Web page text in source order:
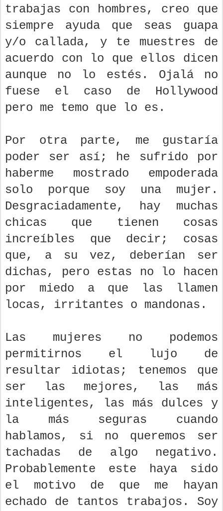
trabajas con hombres, creo que
siempre ayuda que seas guapa
y/o callada, y te muestres de
acuerdo con lo que ellos dicen
aunque no lo estés. Ojalá no
fuese el caso de Hollywood
pero me temo que lo es.
Por otra parte, me gustaría
poder ser así; he sufrido por
haberme mostrado empoderada
solo porque soy una mujer.
Desgraciadamente, hay muchas
chicas que tienen cosas
increíbles que decir; cosas
que, a su vez, deberían ser
dichas, pero estas no lo hacen
por miedo a que las llamen
locas, irritantes o mandonas.
Las mujeres no podemos
permitirnos el lujo de
resultar idiotas; tenemos que
ser las mejores, las más
inteligentes, las más dulces y
la más seguras cuando
hablamos, si no queremos ser
tachadas de algo negativo.
Probablemente este haya sido
el motivo de que me hayan
echado de tantos trabajos. Soy